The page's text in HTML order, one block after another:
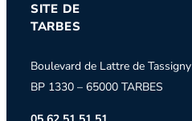
SITE DE
TARBES
Boulevard de Lattre de Tassigny
BP 1330 – 65000 TARBES